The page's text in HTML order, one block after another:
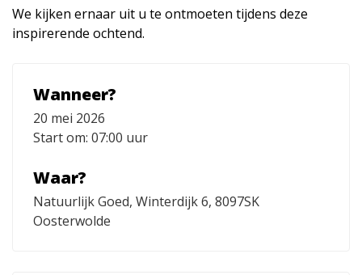
We kijken ernaar uit u te ontmoeten tijdens deze
inspirerende ochtend.
Wanneer?
20 mei 2026
Start om: 07:00 uur
Waar?
Natuurlijk Goed, Winterdijk 6, 8097SK
Oosterwolde